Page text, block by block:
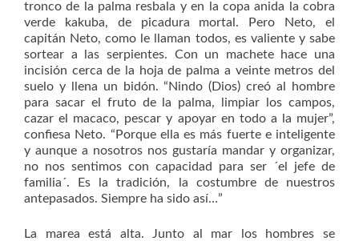
tronco de la palma resbala y en la copa anida la cobra
verde kakuba, de picadura mortal. Pero Neto, el
capitán Neto, como le llaman todos, es valiente y sabe
sortear a las serpientes. Con un machete hace una
incisión cerca de la hoja de palma a veinte metros del
suelo y llena un bidón. “Nindo (Dios) creó al hombre
para sacar el fruto de la palma, limpiar los campos,
cazar el macaco, pescar y apoyar en todo a la mujer”,
confiesa Neto. “Porque ella es más fuerte e inteligente
y aunque a nosotros nos gustaría mandar y organizar,
no nos sentimos con capacidad para ser ´el jefe de
familia´. Es la tradición, la costumbre de nuestros
antepasados. Siempre ha sido así…”
La marea está alta. Junto al mar los hombres se